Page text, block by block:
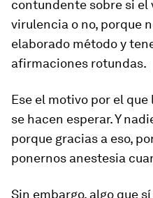
contundente sobre si el
virulencia o no, porque
elaborado método y
afirmaciones rotundas.
Ese el motivo por el
se hacen esperar. Y
porque gracias a eso,
ponernos anestesia
Sin embargo, algo que